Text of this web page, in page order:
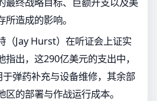
造成的影响。
（Jay Hurst）在听证会上证实
出，这290亿美元的支出中，
弹药补充与设备维修，其余部
的部署与作战运行成本。